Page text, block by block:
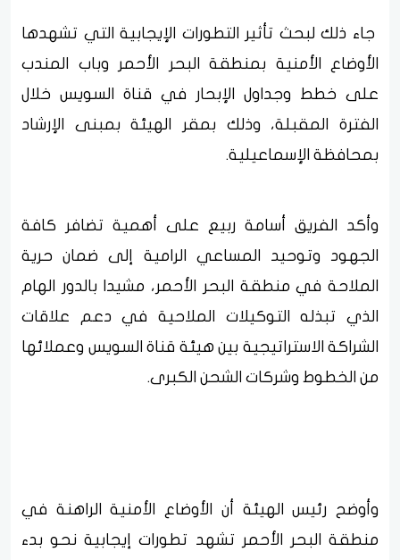
جاء ذلك لبحث تأثير التطورات الإيجابية التي تشهدها
الأوضاع الأمنية بمنطقة البحر الأحمر وباب المندب
على خطط وجداول الإبحار في قناة السويس خلال
الفترة المقبلة، وذلك بمقر الهيئة بمبنى الإرشاد
بمحافظة الإسماعيلية.
وأكد الفريق أسامة ربيع على أهمية تضافر كافة
الجهود وتوحيد المساعي الرامية إلى ضمان حرية
الملاحة في منطقة البحر الأحمر، مشيدا بالدور الهام
الذي تبذله التوكيلات الملاحية في دعم علاقات
الشراكة الاستراتيجية بين هيئة قناة السويس وعملائها
من الخطوط وشركات الشحن الكبرى.
وأوضح رئيس الهيئة أن الأوضاع الأمنية الراهنة في
منطقة البحر الأحمر تشهد تطورات إيجابية نحو بدء